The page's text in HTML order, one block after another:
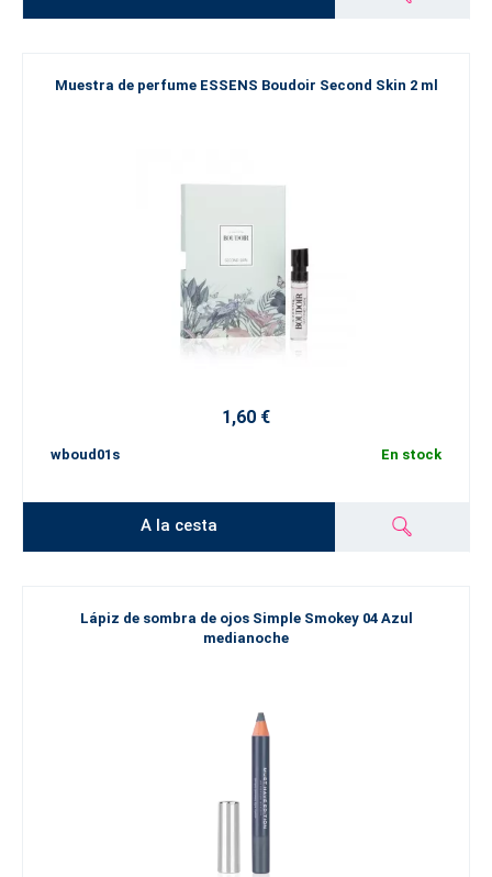
Muestra de perfume ESSENS Boudoir Second Skin 2 ml
1,60 €
wboud01s En stock
A la cesta
Lápiz de sombra de ojos Simple Smokey 04 Azul
medianoche